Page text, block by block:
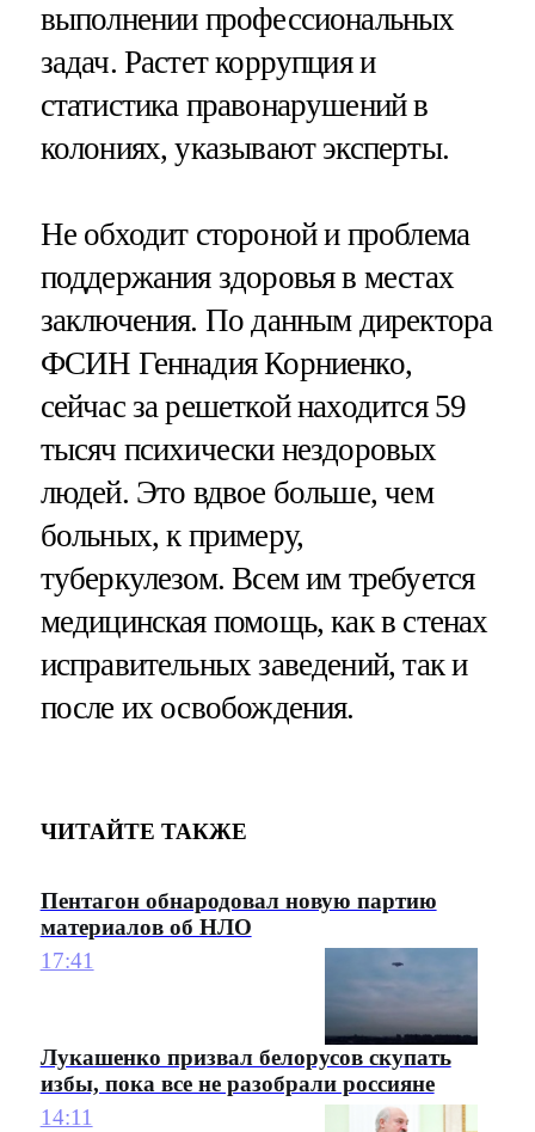
выполнении профессиональных
задач. Растет коррупция и
статистика правонарушений в
колониях, указывают эксперты.
Не обходит стороной и проблема
поддержания здоровья в местах
заключения. По данным директора
ФСИН Геннадия Корниенко,
сейчас за решеткой находится 59
тысяч психически нездоровых
людей. Это вдвое больше, чем
больных, к примеру,
туберкулезом. Всем им требуется
медицинская помощь, как в стенах
исправительных заведений, так и
после их освобождения.
ЧИТАЙТЕ ТАКЖЕ
Пентагон обнародовал новую партию
материалов об НЛО
17:41
Лукашенко призвал белорусов скупать
избы, пока все не разобрали россияне
14:11